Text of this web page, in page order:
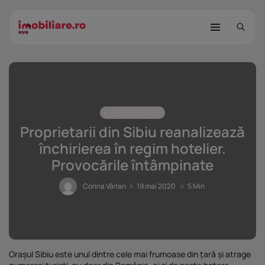
STUDIU Imobiliare.ro: Câtă încredere
mai...
25 noiembrie 2025 8 Min
25 noiembrie 2025 9 Min
Proprietarii din Sibiu reanalizează
închirierea în regim hotelier.
Provocările întâmpinate
Corina Vârlan 19 mai 2020 5 Min
Orașul Sibiu este unul dintre cele mai frumoase din țară și atrage